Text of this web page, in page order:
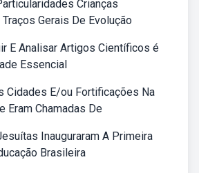
Crianças
Gerais De Evolução
E Analisar Artigos Científicos é
Essencial
Cidades E/ou Fortificações Na
Eram Chamadas De
Inauguraram A Primeira
Brasileira